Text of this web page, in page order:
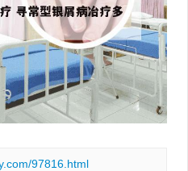
97816.html